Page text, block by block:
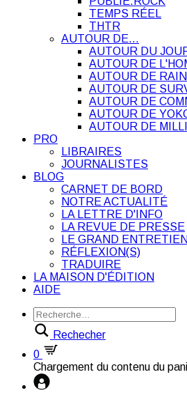
TEMPS RÉEL
THTR
AUTOUR DE…
AUTOUR DU
AUTOUR DE
AUTOUR DE
AUTOUR DE
AUTOUR DE
AUTOUR DE
AUTOUR DE
PRO
LIBRAIRES
JOURNALISTES
BLOG
CARNET DE BORD
NOTRE ACTUALITÉ
LA LETTRE D'INFO
LA REVUE DE PRESSE
LE GRAND ENTRETIEN
RÉFLEXION(S)
TRADUIRE
LA MAISON D'ÉDITION
AIDE
Rechecher
0
Chargement du contenu du